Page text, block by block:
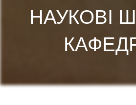
НАУКОВІ